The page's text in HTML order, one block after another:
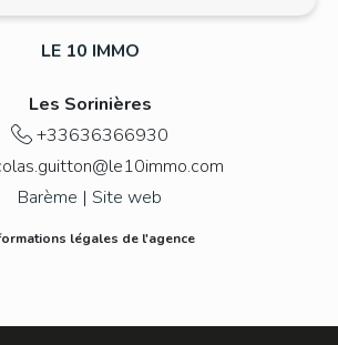
LE 10 IMMO
Les Sorinières
+33636366930
Barème | Site web
légales de l'agence